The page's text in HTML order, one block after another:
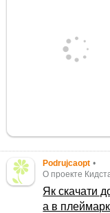
Podrujcaopt •
О проекте
Як скачати
а в